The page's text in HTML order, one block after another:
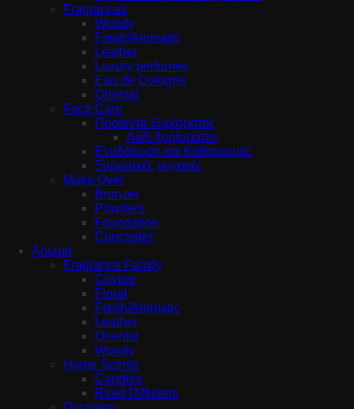
Fragrances
Woody
Fresh/Aromatic
Leather
Luxury perfumes
Eau de Cologne
Oriental
Face Care
Προϊόντα Ξυρίσματος
Λάδι ξυρίσματος
Ενυδάτωση και Καθαρισμός
Ξυριστικές μηχανές
Make Over
Bronzer
Powders
Foundation
Concealer
Άρωμα
Fragrance Family
Chypre
Floral
Fresh/Aromatic
Leather
Oriental
Woody
Home Scents
Candles
Reed Diffusers